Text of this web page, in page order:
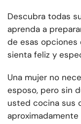
Descubra todas
aprenda a
de esas opciones
sienta feliz y
Una mujer no
esposo, pero sin
usted cocina sus
aproximadamente